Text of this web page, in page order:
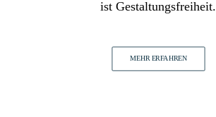
ist Gestaltungsfreiheit.
MEHR ERFAHREN